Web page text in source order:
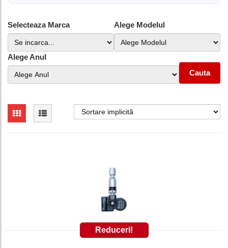
Selecteaza Marca Alege Modelul
Alege Anul
Cauta
Reduceri!